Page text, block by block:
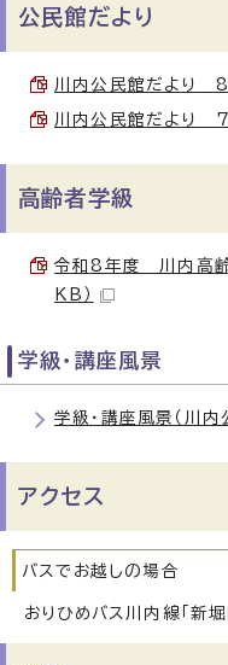
公民館だより
川内公民館だより
川内公民館だより
高齢者学級
令和8年度 川内高
KB）
学級・講座風景
学級・講座風景（川内
アクセス
バスでお越しの場合
おりひめバス川内線「新